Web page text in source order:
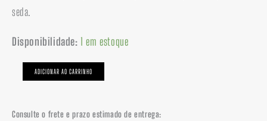
seda.
Disponibilidade: 1 em estoque
ADICIONAR AO CARRINHO
Consulte o frete e prazo estimado de entrega: